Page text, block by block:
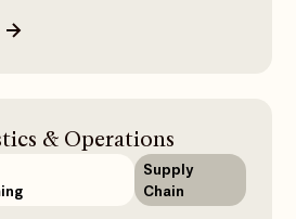
& Operations
Supply
Chain